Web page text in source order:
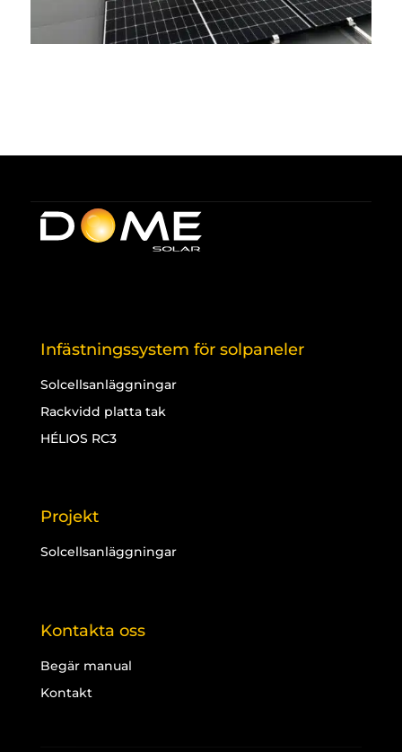
Infästningssystem för solpaneler
Solcellsanläggningar
Rackvidd platta tak
HÉLIOS RC3
Projekt
Solcellsanläggningar
Kontakta oss
Begär manual
Kontakt